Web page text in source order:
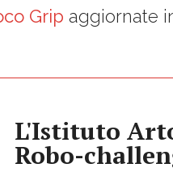
Grip aggiornate
L'Istituto
Robo-